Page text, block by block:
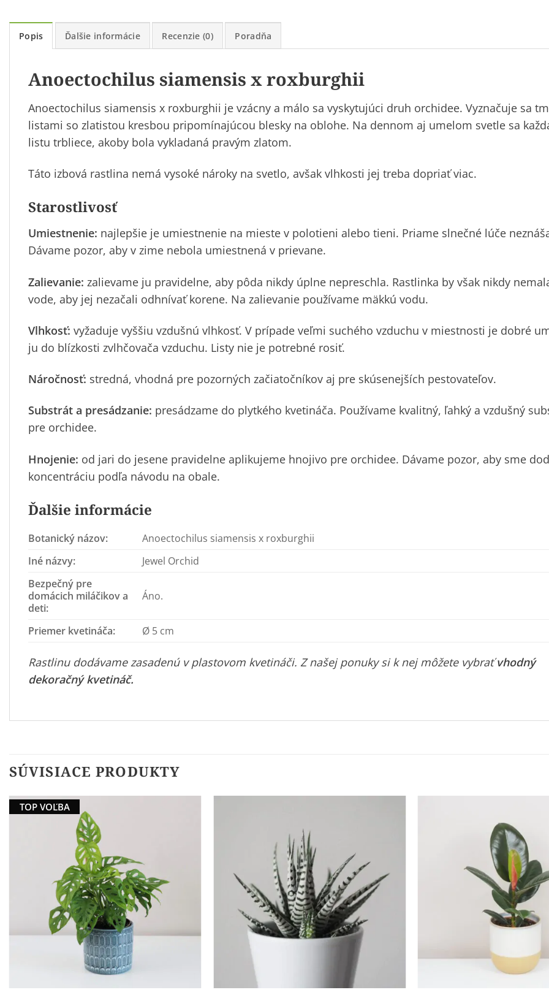
Popis Ďalšie informácie Recenzie (0) Poradňa
Anoectochilus siamensis x roxburghii
Anoectochilus siamensis x roxburghii je vzácny a málo sa vyskytujúci druh orchidee. Vyznačuje sa
listami so zlatistou kresbou pripomínajúcou blesky na oblohe. Na dennom aj umelom svetle sa
listu trbliece, akoby bola vykladaná pravým zlatom.
Táto izbová rastlina nemá vysoké nároky na svetlo, avšak vlhkosti jej treba dopriať viac.
Starostlivosť
Umiestnenie: najlepšie je umiestnenie na mieste v polotieni alebo tieni. Priame slnečné lúče
Dávame pozor, aby v zime nebola umiestnená v prievane.
Zalievanie: zalievame ju pravidelne, aby pôda nikdy úplne nepreschla. Rastlinka by však nikdy
vode, aby jej nezačali odhnívať korene. Na zalievanie používame mäkkú vodu.
Vlhkosť: vyžaduje vyššiu vzdušnú vlhkosť. V prípade veľmi suchého vzduchu v miestnosti je dobré
ju do blízkosti zvlhčovača vzduchu. Listy nie je potrebné rosiť.
Náročnosť: stredná, vhodná pre pozorných začiatočníkov aj pre skúsenejších pestovateľov.
Substrát a presádzanie: presádzame do plytkého kvetináča. Používame kvalitný, ľahký a vzdušný
pre orchidee.
Hnojenie: od jari do jesene pravidelne aplikujeme hnojivo pre orchidee. Dávame pozor, aby sme
koncentráciu podľa návodu na obale.
Ďalšie informácie
Botanický názov:
Anoectochilus siamensis x roxburghii
Iné názvy:
Jewel Orchid
Bezpečný pre
domácich miláčikov a
deti:
Áno.
Priemer kvetináča: Ø 5 cm
Rastlinu dodávame zasadenú v plastovom kvetináči. Z našej ponuky si k nej môžete vybraťvhodný
dekoračný kvetináč.
SÚVISIACE PRODUKTY
TOP VOĽBA